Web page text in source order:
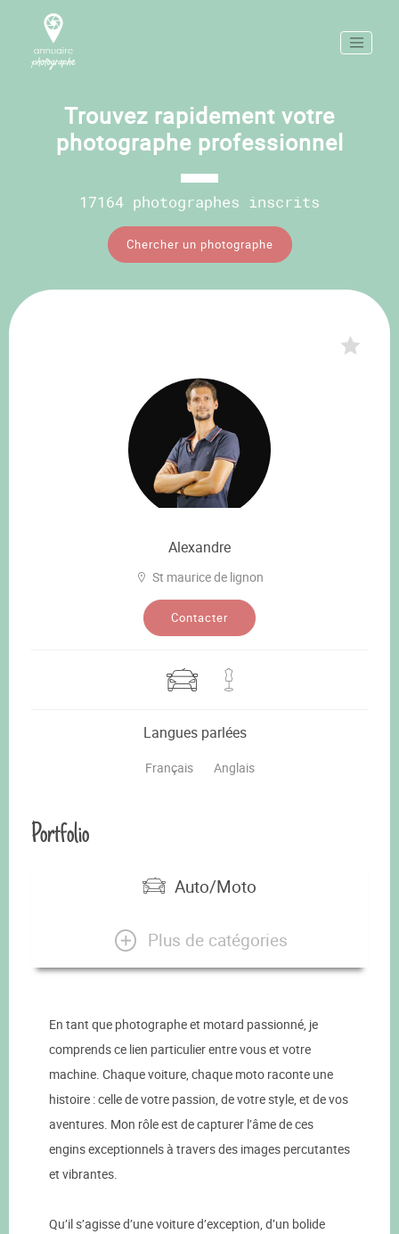
Trouvez rapidement votre
photographe professionnel
17164 photographes inscrits
Chercher un photographe
Alexandre
St maurice de lignon
Contacter
Langues parlées
Français Anglais
Portfolio
Auto/Moto
Plus de catégories
En tant que photographe et motard passionné, je
comprends ce lien particulier entre vous et votre
machine. Chaque voiture, chaque moto raconte une
histoire : celle de votre passion, de votre style, et de vos
aventures. Mon rôle est de capturer l’âme de ces
engins exceptionnels à travers des images percutantes
et vibrantes.
Qu’il s’agisse d’une voiture d’exception, d’un bolide